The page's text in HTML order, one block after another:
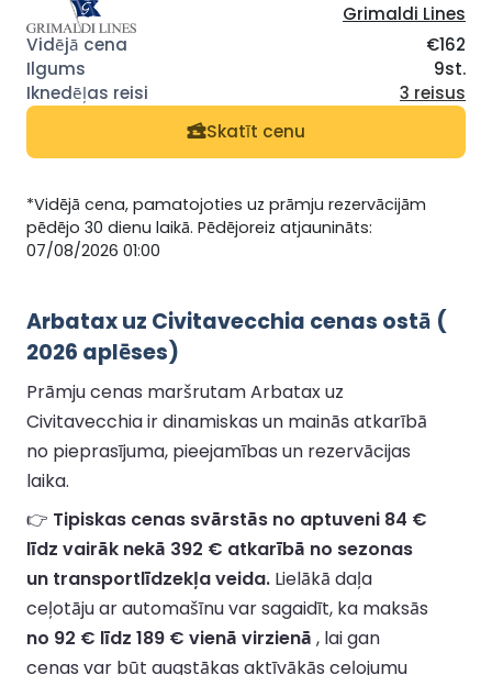
Grimaldi Lines
€162
9st.
3 reisus
Skatīt cenu
*Vidējā cena, pamatojoties uz prāmju rezervācijām
pēdējo 30 dienu laikā. Pēdējoreiz atjaunināts:
07/08/2026 01:00
Arbatax uz Civitavecchia cenas ostā (
2026 aplēses)
Prāmju cenas maršrutam Arbatax uz
Civitavecchia ir dinamiskas un mainās atkarībā
no pieprasījuma, pieejamības un rezervācijas
laika.
👉 Tipiskas cenas svārstās no aptuveni 84 €
līdz vairāk nekā 392 € atkarībā no sezonas
un transportlīdzekļa veida. Lielākā daļa
ceļotāju ar automašīnu var sagaidīt, ka maksās
no 92 € līdz 189 € vienā virzienā , lai gan
cenas var būt augstākas aktīvākās ceļojumu